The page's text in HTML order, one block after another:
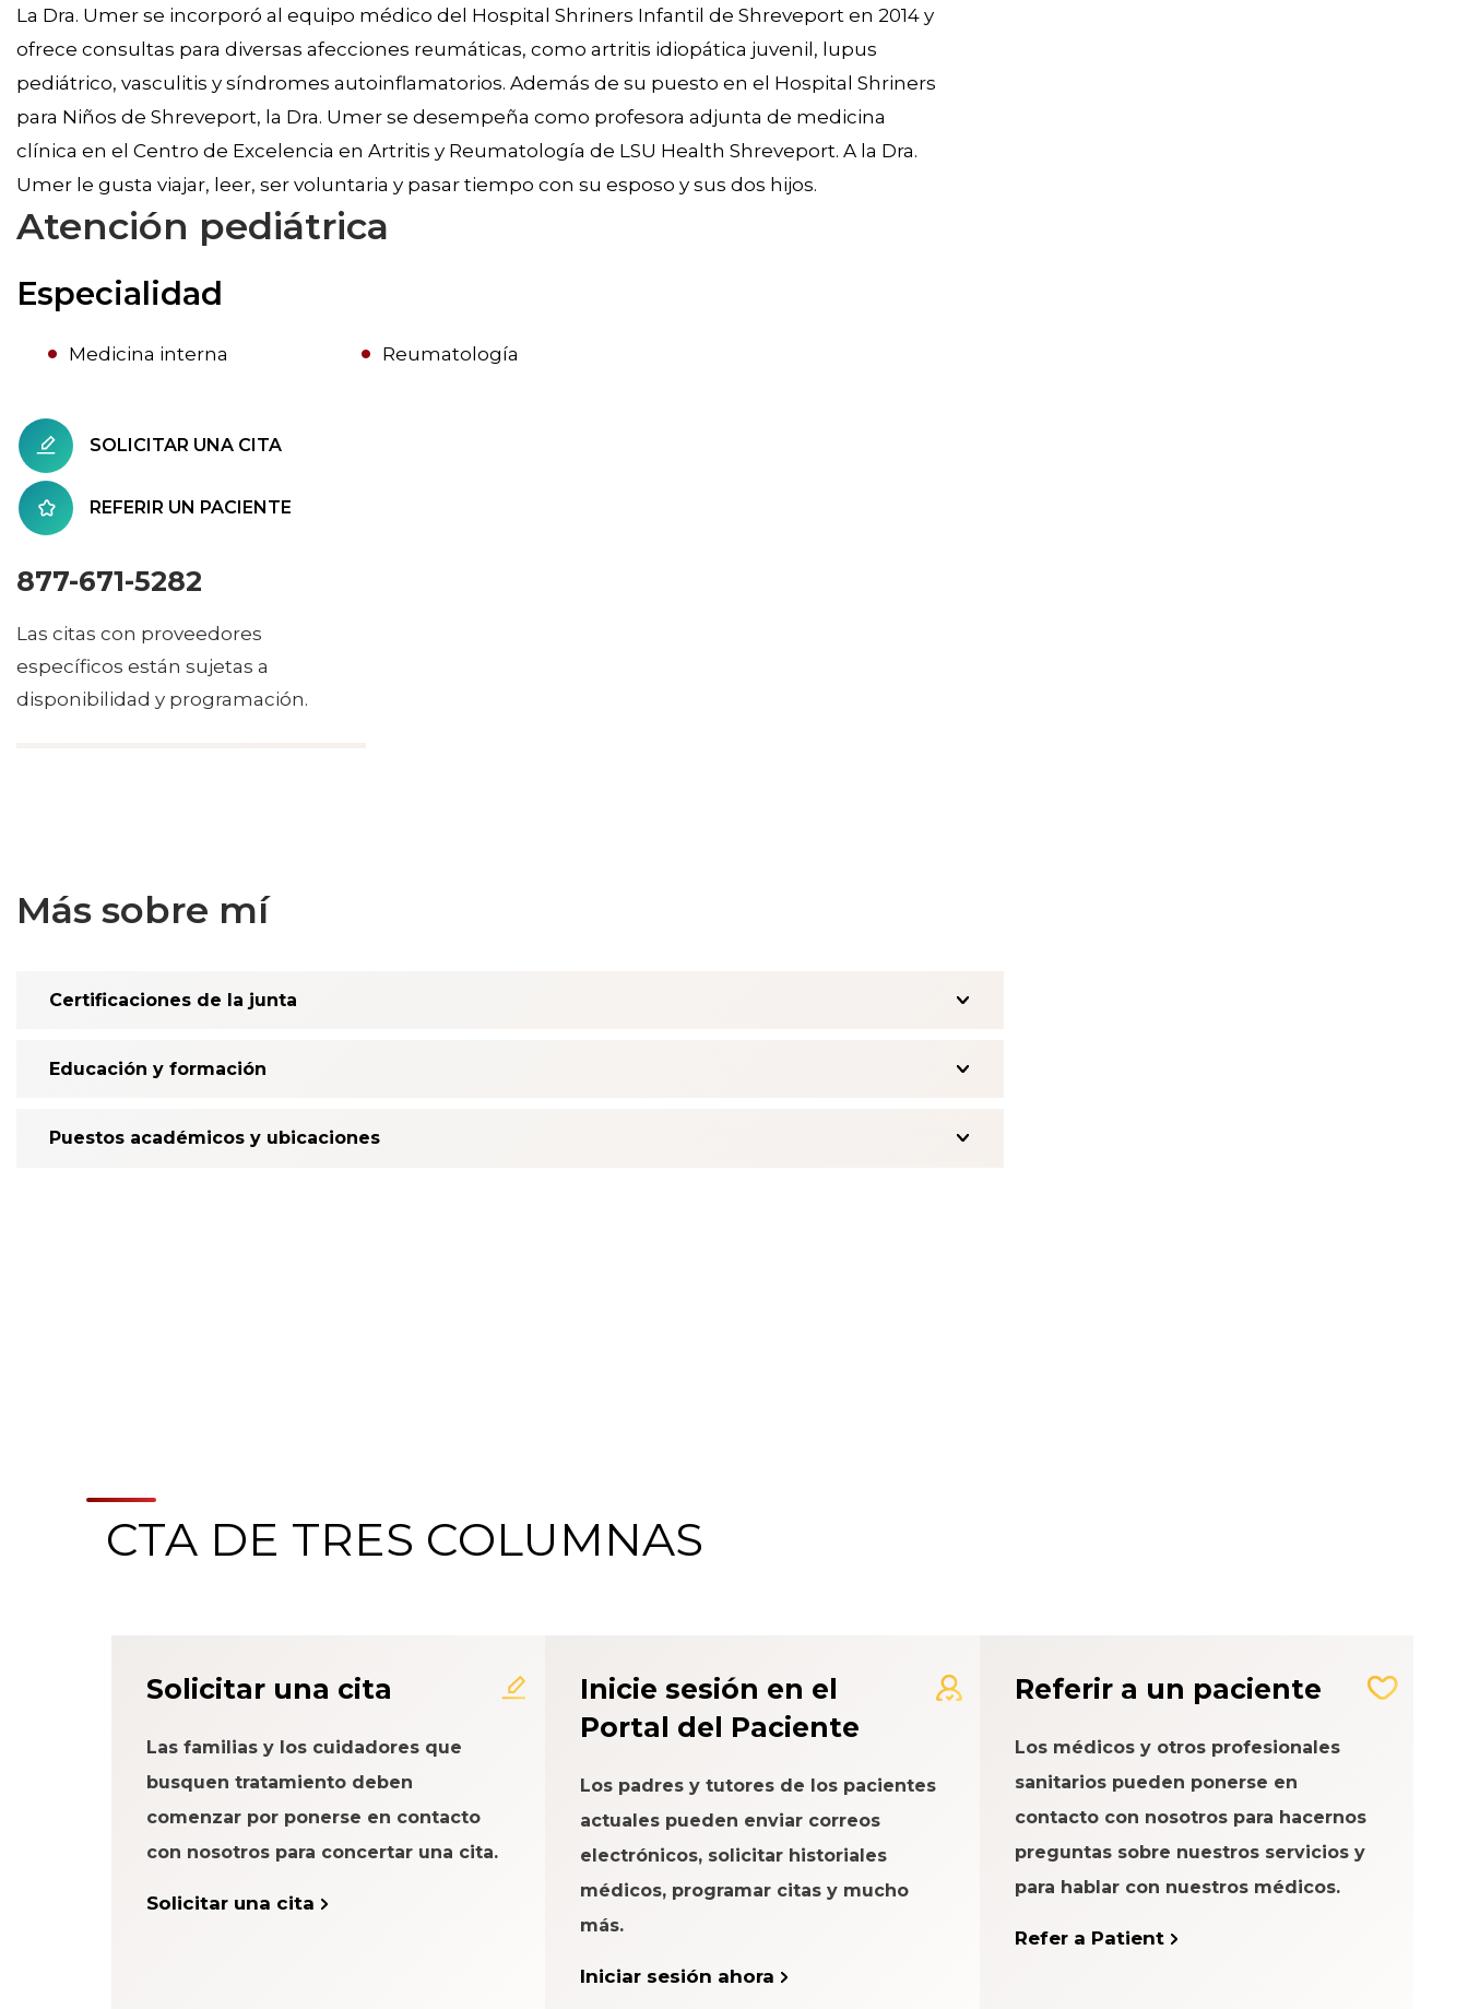
La Dra. Umer se incorporó al equipo médico del Hospital Shriners Infantil de Shreveport en 2014 y
ofrece consultas para diversas afecciones reumáticas, como artritis idiopática juvenil, lupus
pediátrico, vasculitis y síndromes autoinflamatorios. Además de su puesto en el Hospital Shriners
para Niños de Shreveport, la Dra. Umer se desempeña como profesora adjunta de medicina
clínica en el Centro de Excelencia en Artritis y Reumatología de LSU Health Shreveport. A la Dra.
Umer le gusta viajar, leer, ser voluntaria y pasar tiempo con su esposo y sus dos hijos.
Atención pediátrica
Especialidad
Medicina interna Reumatología
SOLICITAR UNA CITA
REFERIR UN PACIENTE
877-671-5282
Las citas con proveedores
específicos están sujetas a
disponibilidad y programación.
Más sobre mí
Certificaciones de la junta
Educación y formación
Puestos académicos y ubicaciones
Paciente
CTA DE TRES COLUMNAS
Solicitar una cita
Las familias y los cuidadores que
busquen tratamiento deben
comenzar por ponerse en contacto
con nosotros para concertar una cita.
Solicitar una cita
Inicie sesión en el
Portal del Paciente
Los padres y tutores de los pacientes
actuales pueden enviar correos
electrónicos, solicitar historiales
médicos, programar citas y mucho
más.
Iniciar sesión ahora
Referir a un paciente
Los médicos y otros profesionales
sanitarios pueden ponerse en
contacto con nosotros para hacernos
preguntas sobre nuestros servicios y
para hablar con nuestros médicos.
Refer a Patient